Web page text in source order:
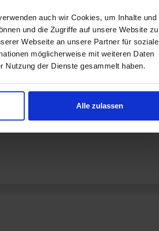
auch wir Cookies, um Inhalte und
und die Zugriffe auf unsere Website zu
Webseite an unsere Partner für soziale
möglicherweise mit weiteren Daten
Nutzung der Dienste gesammelt haben.
Alle zulassen